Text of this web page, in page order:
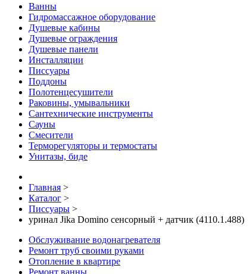
Ванны
Гидромассажное оборудование
Душевые кабины
Душевые ограждения
Душевые панели
Инсталляции
Писсуары
Поддоны
Полотенцесушители
Раковины, умывальники
Сантехнические инструменты
Сауны
Смесители
Терморегуляторы и термостаты
Унитазы, биде
Главная >
Каталог >
Писсуары >
уринал Jika Domino сенсорный + датчик (4110.1.488)
Обслуживание водонагревателя
Ремонт труб своими руками
Отопление в квартире
Ремонт ванны